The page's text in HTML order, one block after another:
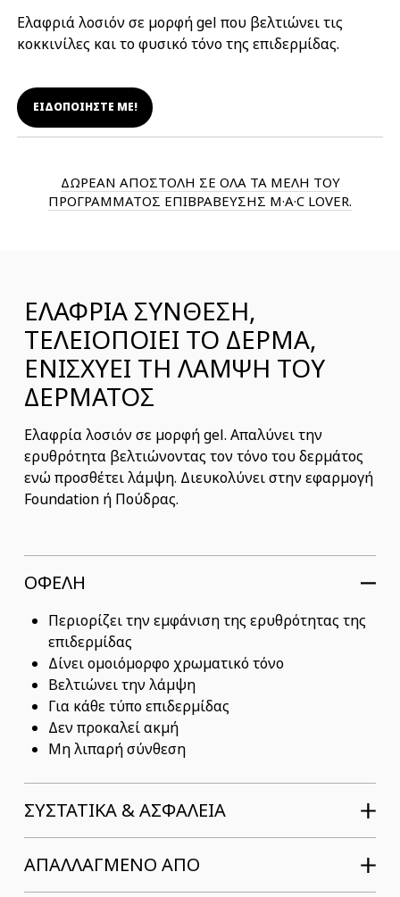
Ελαφριά λοσιόν σε μορφή gel που βελτιώνει τις
κοκκινίλες και το φυσικό τόνο της επιδερμίδας.
ΕΙΔΟΠΟΙΗΣΤΕ ΜΕ!
ΔΩΡΕΑΝ ΑΠΟΣΤΟΛΗ ΣΕ ΟΛΑ ΤΑ ΜΕΛΗ ΤΟΥ
ΠΡΟΓΡΑΜΜΑΤΟΣ ΕΠΙΒΡΑΒΕΥΣΗΣ M·A·C LOVER.
ΕΛΑΦΡΙΑ ΣΥΝΘΕΣΗ,
ΤΕΛΕΙΟΠΟΙΕΙ ΤΟ ΔΕΡΜΑ,
ΕΝΙΣΧΥΕΙ ΤΗ ΛΑΜΨΗ ΤΟΥ
ΔΕΡΜΑΤΟΣ
Ελαφρία λοσιόν σε μορφή gel. Aπαλύνει την
ερυθρότητα βελτιώνοντας τον τόνο του δερμάτος
ενώ προσθέτει λάμψη. Διευκολύνει στην εφαρμογή
Foundation ή Πούδρας.
ΟΦΕΛΗ
Περιορίζει την εμφάνιση της ερυθρότητας της
επιδερμίδας
Δίνει ομοιόμορφο χρωματικό τόνο
Βελτιώνει την λάμψη
Για κάθε τύπο επιδερμίδας
Δεν προκαλεί ακμή
Μη λιπαρή σύνθεση
ΣΥΣΤΑΤΙΚΆ & ΑΣΦΆΛΕΙΑ
ΑΠΑΛΛΑΓΜΕΝΟ ΑΠΟ